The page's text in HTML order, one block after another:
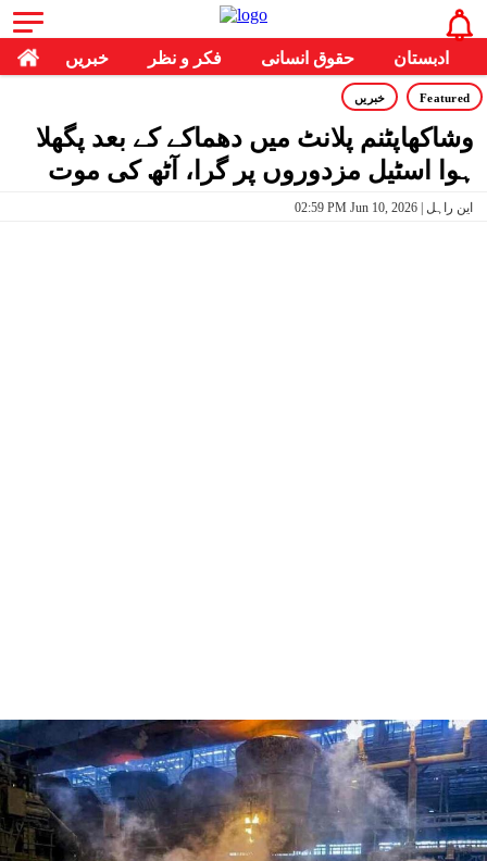
خبریں فکر و نظر حقوق انسانی ادبستان
Featured خبریں
وشاکھاپٹنم پلانٹ میں دھماکے کے بعد پگھلا
ہوا اسٹیل مزدوروں پر گرا، آٹھ کی موت
02:59 PM Jun 10, 2026 | این راہل